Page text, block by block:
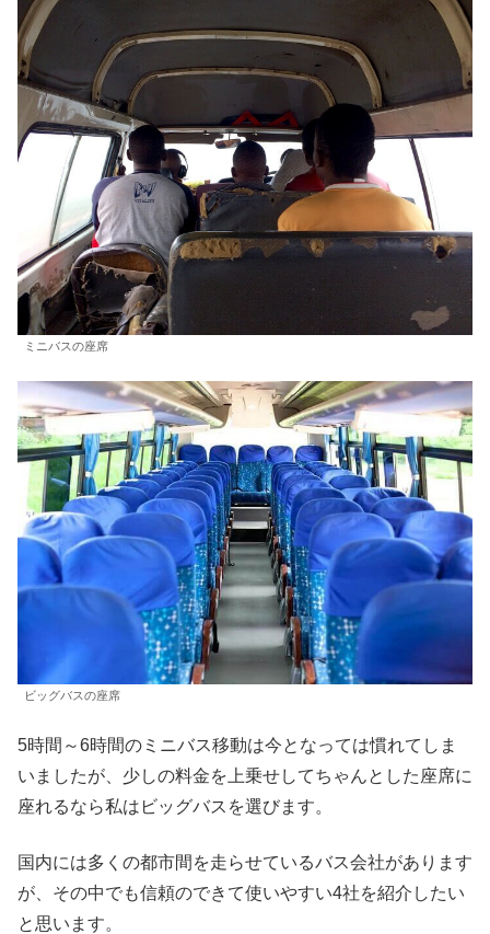
ミニバスの座席
ビッグバスの座席
5時間～6時間のミニバス移動は今となっては慣れてしま
いましたが、少しの料金を上乗せしてちゃんとした座席に
座れるなら私はビッグバスを選びます。
国内には多くの都市間を走らせているバス会社があります
が、その中でも信頼のできて使いやすい4社を紹介したい
と思います。